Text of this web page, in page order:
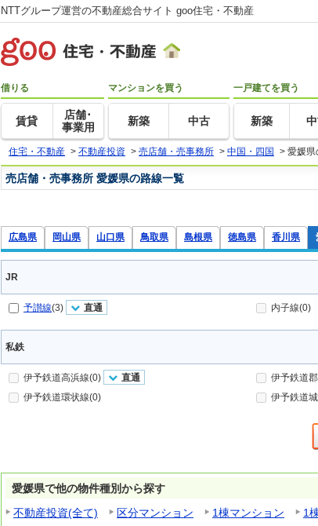
NTTグループ運営の不動産総合サイト goo住宅・不動産
借りる
賃貸
店舗･
事業用
マンションを買う
新築 中古
一戸建てを買う
新築
住宅・不動産 > 不動産投資 > 売店舗・売事務所 > 中国・四国 > 愛媛県
売店舗・売事務所 愛媛県の路線一覧
広島県 岡山県 山口県 鳥取県 島根県 徳島県 香川県
JR
予讃線(3) 直通 内子線(0)
私鉄
伊予鉄道高浜線(0) 直通 伊予鉄道
伊予鉄道環状線(0) 伊予鉄道
愛媛県で他の物件種別から探す
不動産投資(全て)
区分マンション 1棟マンション 1